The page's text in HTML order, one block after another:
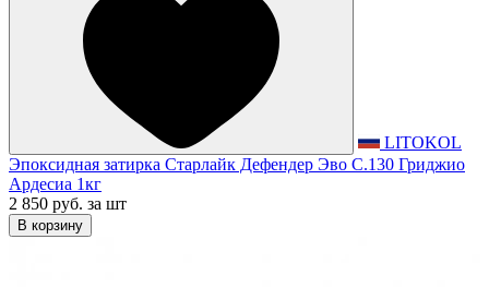
LITOKOL
Эпоксидная затирка Старлайк Дефендер Эво С.130 Гриджио
Ардесиа 1кг
2 850 руб. за шт
В корзину